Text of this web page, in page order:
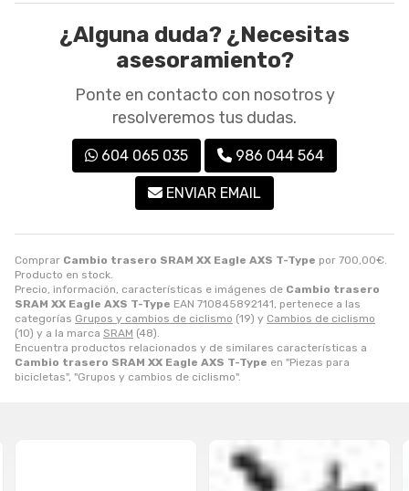
Comprar Cambio trasero SRAM XX Eagle AXS T-Type por 700,00€.
Producto en stock.
Precio, información, características e imágenes de Cambio trasero
SRAM XX Eagle AXS T-Type EAN 710845892141, pertenece a las
categorías Grupos y cambios de ciclismo (19) y Cambios de ciclismo
(10) y a la marca SRAM (48).
Encuentra productos relacionados y de similares características a
Cambio trasero SRAM XX Eagle AXS T-Type en "Piezas para
bicicletas", "Grupos y cambios de ciclismo".
¿Alguna duda? ¿Necesitas
asesoramiento?
Ponte en contacto con nosotros y
resolveremos tus dudas.
604 065 035 986 044 564
ENVIAR EMAIL